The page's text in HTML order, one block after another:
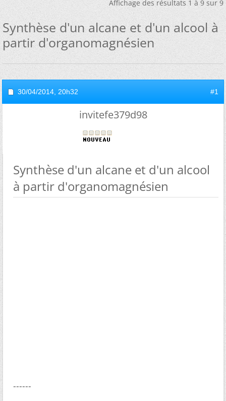
Affichage des résultats 1 à 9 sur 9
Synthèse d'un alcane et d'un alcool à
partir d'organomagnésien
30/04/2014, 20h32 #1
invitefe379d98
Synthèse d'un alcane et d'un alcool
à partir d'organomagnésien
------